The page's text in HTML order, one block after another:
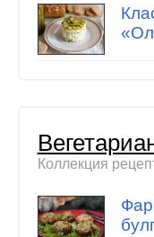
Коллекция